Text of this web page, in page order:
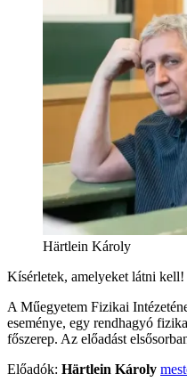
Härtlein Károly
Kísérletek, amelyeket látni
A Műegyetem Fizikai
eseménye, egy rendhagyó
főszerep. Az előadást
Előadók: Härtlein Károly